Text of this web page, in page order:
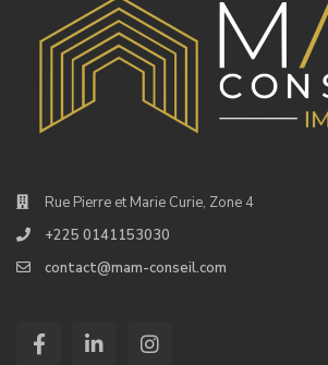
Rue Pierre et Marie Curie, Zone 4
+225 0141153030
contact@mam-conseil.com